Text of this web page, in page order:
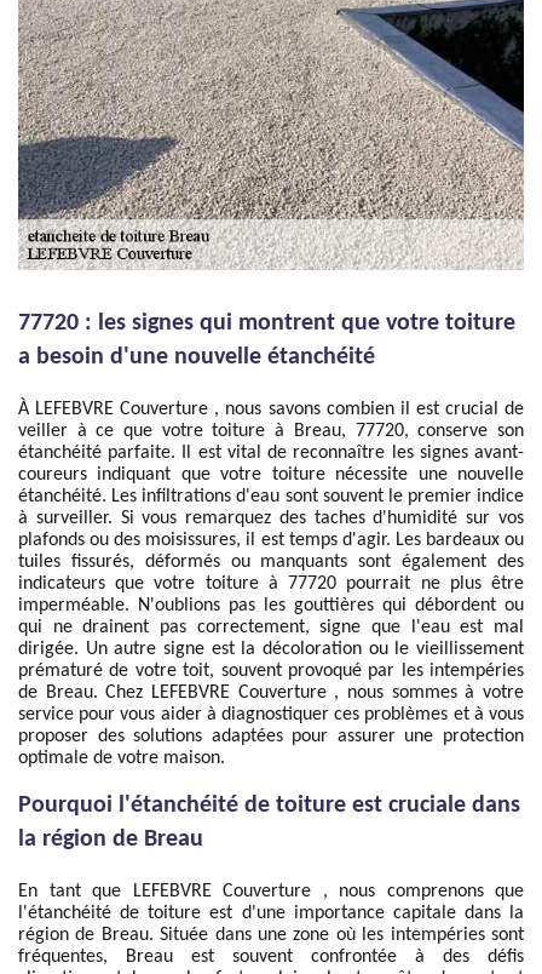
77720 : les signes qui montrent que votre toiture
a besoin d'une nouvelle étanchéité
À LEFEBVRE Couverture , nous savons combien il est crucial de
veiller à ce que votre toiture à Breau, 77720, conserve son
étanchéité parfaite. Il est vital de reconnaître les signes avant-
coureurs indiquant que votre toiture nécessite une nouvelle
étanchéité. Les infiltrations d'eau sont souvent le premier indice
à surveiller. Si vous remarquez des taches d'humidité sur vos
plafonds ou des moisissures, il est temps d'agir. Les bardeaux ou
tuiles fissurés, déformés ou manquants sont également des
indicateurs que votre toiture à 77720 pourrait ne plus être
imperméable. N'oublions pas les gouttières qui débordent ou
qui ne drainent pas correctement, signe que l'eau est mal
dirigée. Un autre signe est la décoloration ou le vieillissement
prématuré de votre toit, souvent provoqué par les intempéries
de Breau. Chez LEFEBVRE Couverture , nous sommes à votre
service pour vous aider à diagnostiquer ces problèmes et à vous
proposer des solutions adaptées pour assurer une protection
optimale de votre maison.
Pourquoi l'étanchéité de toiture est cruciale dans
la région de Breau
En tant que LEFEBVRE Couverture , nous comprenons que
l'étanchéité de toiture est d'une importance capitale dans la
région de Breau. Située dans une zone où les intempéries sont
fréquentes, Breau est souvent confrontée à des défis